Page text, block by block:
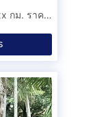
ขาย Hyundai H-1 Elite ปี 2018 จด 2019 มือเดียว ไมล์ 68xxx กม. ราคา 779,000 บาท